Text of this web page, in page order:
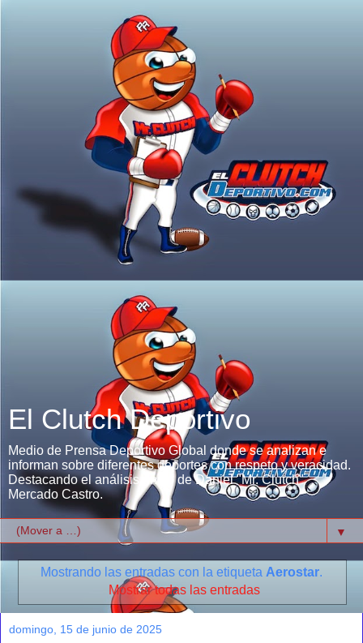
El Clutch Deportivo
Medio de Prensa Deportivo Global donde se analizan e
informan sobre diferentes deportes con respeto y veracidad.
Destacando el análisis único de Daniel "Mr. Clutch"
Mercado Castro.
▼
Mostrando las entradas con la etiqueta Aerostar.
Mostrar todas las entradas
domingo, 15 de junio de 2025